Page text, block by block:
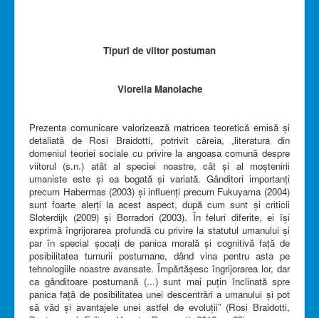
Tipuri de viitor postuman
Viorella Manolache
Prezenta comunicare valorizează matricea teoretică emisă și
detaliată de Rosi Braidotti, potrivit căreia, „literatura din
domeniul teoriei sociale cu privire la angoasa comună despre
viitorul (s.n.) atât al speciei noastre, cât și al moștenirii
umaniste este și ea bogată și variată. Gânditori importanți
precum Habermas (2003) și influenți precum Fukuyama (2004)
sunt foarte alerți la acest aspect, după cum sunt și criticii
Sloterdijk (2009) și Borradori (2003). În feluri diferite, ei își
exprimă îngrijorarea profundă cu privire la statutul umanului și
par în special șocați de panica morală și cognitivă față de
posibilitatea turnurii postumane, dând vina pentru asta pe
tehnologiile noastre avansate. Împărtășesc îngrijorarea lor, dar
ca gânditoare postumană (...) sunt mai puțin înclinată spre
panica față de posibilitatea unei descentrări a umanului și pot
să văd și avantajele unei astfel de evoluții” (Rosi Braidotti,